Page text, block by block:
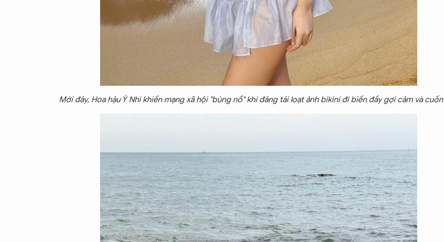
Mới đây, Hoa hậu Ý Nhi khiến mạng xã hội "bùng nổ" khi đăng tải loạt ảnh bikini đi biển đầy gợi cảm và